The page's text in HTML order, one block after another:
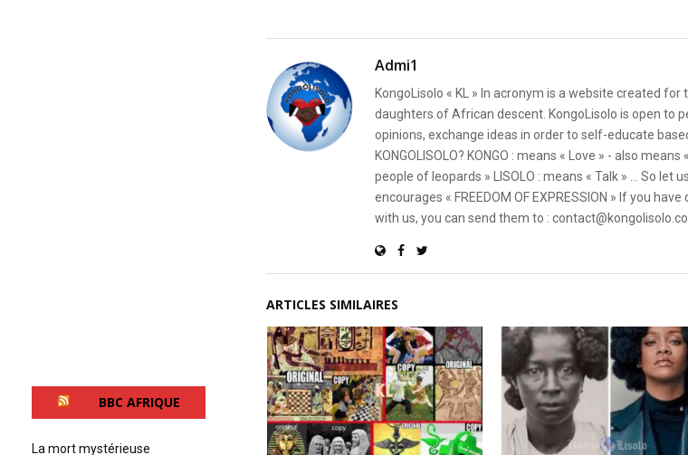
o
l
u
m
Admi1
KongoLisolo « KL » In acronym is a website created
daughters of African descent. KongoLisolo is open to
opinions, exchange ideas in order to self-educate
KONGOLISOLO? KONGO : means « Love » - also
people of leopards » LISOLO : means « Talk » ... So let
encourages « FREEDOM OF EXPRESSION » If you
with us, you can send them to : contact@kongolisolo.co
ARTICLES SIMILAIRES
BBC AFRIQUE
La mort mystérieuse